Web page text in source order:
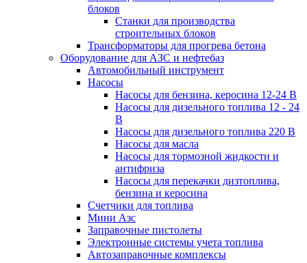
блоков
Cтанки для производства
строительных блоков
Трансформаторы для прогрева бетона
Оборудование для АЗС и нефтебаз
Автомобильный инструмент
Насосы
Насосы для бензина, керосина 12-24 В
Насосы для дизельного топлива 12 - 24
В
Насосы для дизельного топлива 220 В
Насосы для масла
Насосы для тормозной жидкости и
антифриза
Насосы для перекачки дизтоплива,
бензина и керосина
Счетчики для топлива
Мини Азс
Заправочные пистолеты
Электронные системы учета топлива
Автозаправочные комплексы